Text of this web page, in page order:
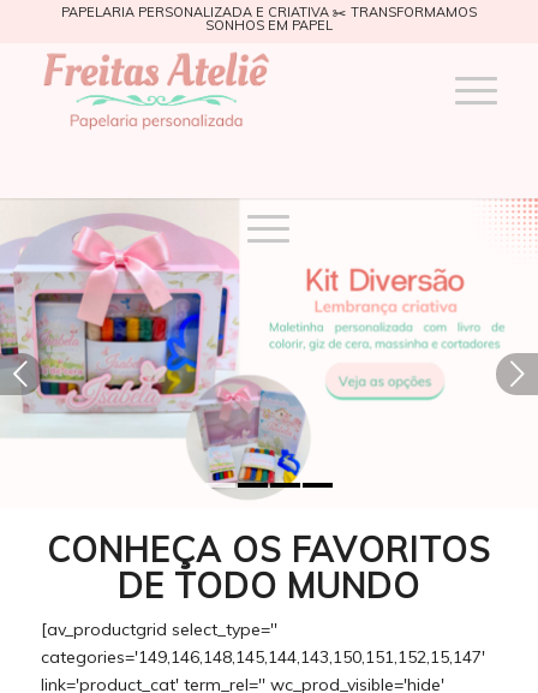
PAPELARIA PERSONALIZADA E CRIATIVA ✂️ TRANSFORMAMOS
SONHOS EM PAPEL
Próximo
CONHEÇA OS FAVORITOS
DE TODO MUNDO
[av_productgrid select_type=''
categories='149,146,148,145,144,143,150,151,152,15,147'
link='product_cat' term_rel='' wc_prod_visible='hide'